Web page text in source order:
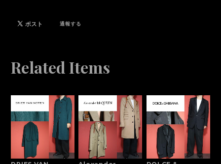
通報する
Related Items